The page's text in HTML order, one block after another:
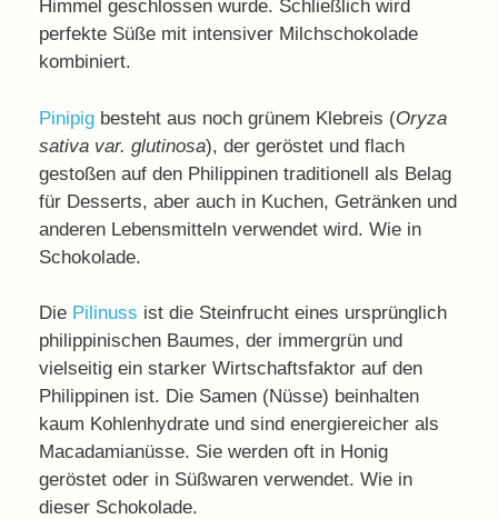
Himmel geschlossen wurde. Schließlich wird
perfekte Süße mit intensiver Milchschokolade
kombiniert.
Pinipig besteht aus noch grünem Klebreis (Oryza
sativa var. glutinosa), der geröstet und flach
gestoßen auf den Philippinen traditionell als Belag
für Desserts, aber auch in Kuchen, Getränken und
anderen Lebensmitteln verwendet wird. Wie in
Schokolade.
Die Pilinuss ist die Steinfrucht eines ursprünglich
philippinischen Baumes, der immergrün und
vielseitig ein starker Wirtschaftsfaktor auf den
Philippinen ist. Die Samen (Nüsse) beinhalten
kaum Kohlenhydrate und sind energiereicher als
Macadamianüsse. Sie werden oft in Honig
geröstet oder in Süßwaren verwendet. Wie in
dieser Schokolade.